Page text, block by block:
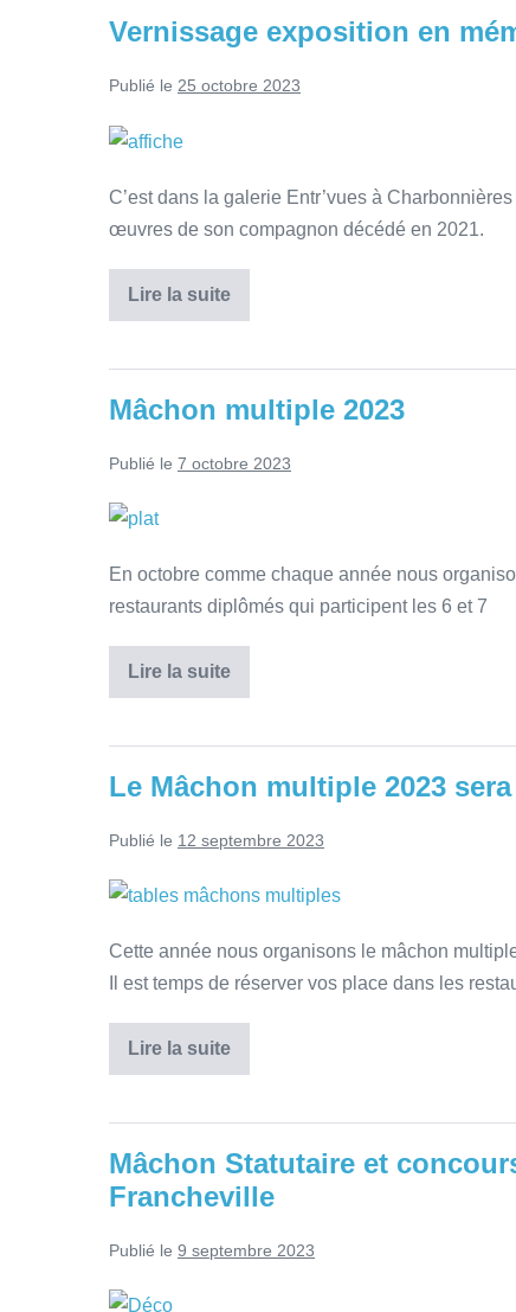
Vernissage exposition en
Publié le 25 octobre 2023
C’est dans la galerie Entr’vues à
œuvres de son compagnon décédé en 2021.
Lire la suite
Mâchon multiple 2023
Publié le 7 octobre 2023
En octobre comme chaque année nous
restaurants diplômés qui participent les 6 et 7
Lire la suite
Le Mâchon multiple 2023
Publié le 12 septembre 2023
Cette année nous organisons le mâchon
Il est temps de réserver vos place dans les
Lire la suite
Mâchon Statutaire et
Francheville
Publié le 9 septembre 2023